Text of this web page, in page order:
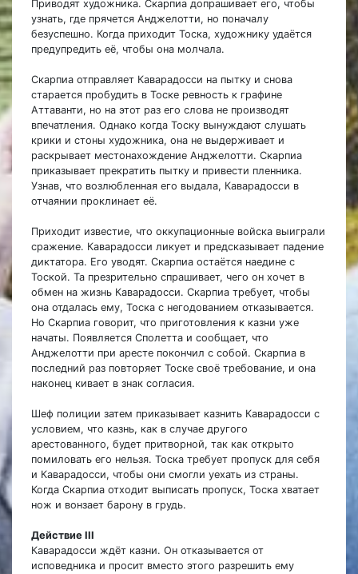
Приводят художника. Скарпиа допрашивает его, чтобы
узнать, где прячется Анджелотти, но поначалу
безуспешно. Когда приходит Тоска, художнику удаётся
предупредить её, чтобы она молчала.
Скарпиа отправляет Каварадосси на пытку и снова
старается пробудить в Тоске ревность к графине
Аттаванти, но на этот раз его слова не производят
впечатления. Однако когда Тоску вынуждают слушать
крики и стоны художника, она не выдерживает и
раскрывает местонахождение Анджелотти. Скарпиа
приказывает прекратить пытку и привести пленника.
Узнав, что возлюбленная его выдала, Каварадосси в
отчаянии проклинает её.
Приходит известие, что оккупационные войска выиграли
сражение. Каварадосси ликует и предсказывает падение
диктатора. Его уводят. Скарпиа остаётся наедине с
Тоской. Та презрительно спрашивает, чего он хочет в
обмен на жизнь Каварадосси. Скарпиа требует, чтобы
она отдалась ему, Тоска с негодованием отказывается.
Но Скарпиа говорит, что приготовления к казни уже
начаты. Появляется Сполетта и сообщает, что
Анджелотти при аресте покончил с собой. Скарпиа в
последний раз повторяет Тоске своё требование, и она
наконец кивает в знак согласия.
Шеф полиции затем приказывает казнить Каварадосси с
условием, что казнь, как в случае другого
арестованного, будет притворной, так как открыто
помиловать его нельзя. Тоска требует пропуск для себя
и Каварадосси, чтобы они смогли уехать из страны.
Когда Скарпиа отходит выписать пропуск, Тоска хватает
нож и вонзает барону в грудь.
Действие III
Каварадосси ждёт казни. Он отказывается от
исповедника и просит вместо этого разрешить ему